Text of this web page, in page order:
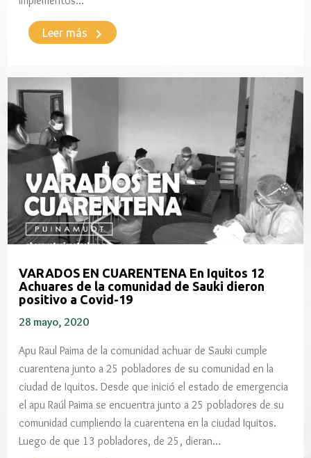
Leer más keyboard_arrow_right
VARADOS EN CUARENTENA En Iquitos 12
Achuares de la comunidad de Sauki dieron
positivo a Covid-19
28 mayo, 2020
Apu Raul Paima de la comunidad achuar de Sauki cumple
cuarentena junto a 25 pobladores de su comunidad en la
ciudad de Iquitos. Desde que inició el estado de emergencia
el apu Raúl Paima se encuentra junto a 25 pobladores de su
comunidad cumpliendo la cuarentena en la ciudad Iquitos.
Luego de que 13 pobladores, de 25, dieran…